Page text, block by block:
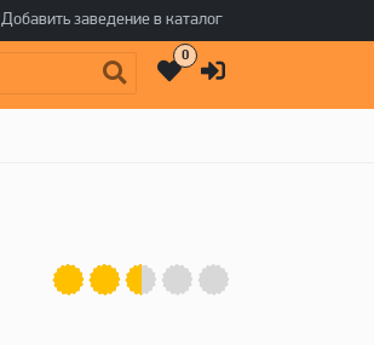
Добавить заведение в каталог
0